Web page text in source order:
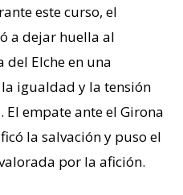
este curso, el
a dejar huella al
Elche en una
igualdad y la tensión
El empate ante el Girona
la salvación y puso el
por la afición.